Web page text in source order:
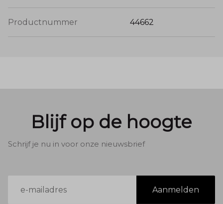
Productnummer 44662
Blijf op de hoogte
Schrijf je nu in voor onze nieuwsbrief
mailadres
Aanmelden